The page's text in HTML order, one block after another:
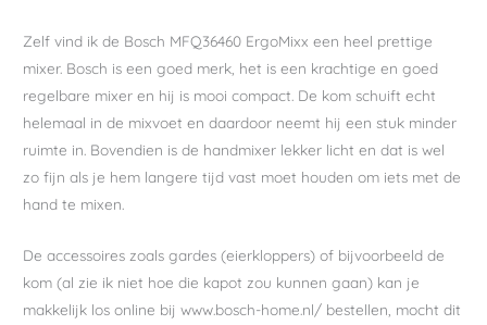
Zelf vind ik de Bosch MFQ36460 ErgoMixx een heel prettige
mixer. Bosch is een goed merk, het is een krachtige en goed
regelbare mixer en hij is mooi compact. De kom schuift echt
helemaal in de mixvoet en daardoor neemt hij een stuk minder
ruimte in. Bovendien is de handmixer lekker licht en dat is wel
zo fijn als je hem langere tijd vast moet houden om iets met de
hand te mixen.
De accessoires zoals gardes (eierkloppers) of bijvoorbeeld de
kom (al zie ik niet hoe die kapot zou kunnen gaan) kan je
makkelijk los online bij www.bosch-home.nl/ bestellen, mocht dit